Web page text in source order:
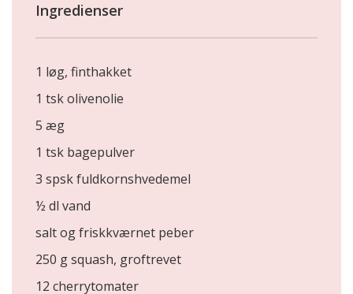
Ingredienser
1 løg, finthakket
1 tsk olivenolie
5 æg
1 tsk bagepulver
3 spsk fuldkornshvedemel
½ dl vand
salt og friskkværnet peber
250 g squash, groftrevet
12 cherrytomater